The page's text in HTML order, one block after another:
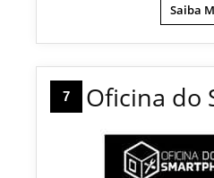
Saiba
7 Oficina do